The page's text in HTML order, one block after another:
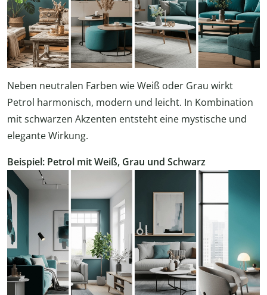
Neben neutralen Farben wie Weiß oder Grau wirkt
Petrol harmonisch, modern und leicht. In Kombination
mit schwarzen Akzenten entsteht eine mystische und
elegante Wirkung.
Beispiel: Petrol mit Weiß, Grau und Schwarz